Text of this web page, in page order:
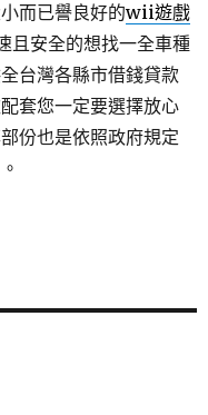
而已譽良好的wii遊戲
且安全的想找一全車種
台灣各縣市借錢貸款
套您一定要選擇放心
份也是依照政府規定